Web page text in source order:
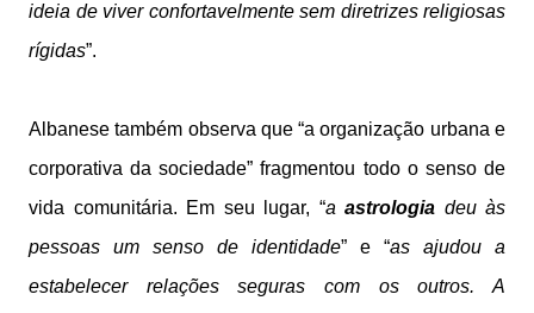
ideia de viver confortavelmente sem diretrizes religiosas
rígidas”.
Albanese também observa que “a organização urbana e
corporativa da sociedade” fragmentou todo o senso de
vida comunitária. Em seu lugar, “a astrologia deu às
pessoas um senso de identidade” e “as ajudou a
estabelecer relações seguras com os outros. A